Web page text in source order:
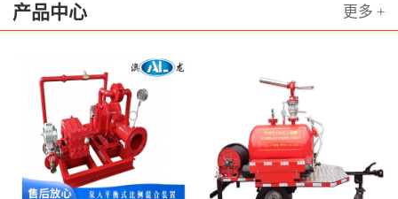
专业的泡沫灭火系统设计解决方案、
高性能的泡沫灭火设备，以及较为完
善的售后技术和设备应用维护服务。
为工业企业供应配套消防产品。是国
内具有影响力的泡沫灭火设备专业制
产品中心 更多 +